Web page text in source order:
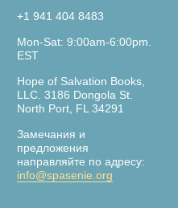
+1 941 404 8483
Mon-Sat: 9:00am-6:00pm.
EST
Hope of Salvation Books,
LLC. 3186 Dongola St.
North Port, FL 34291
Замечания и
предложения
направляйте по адресу:
info@spasenie.org